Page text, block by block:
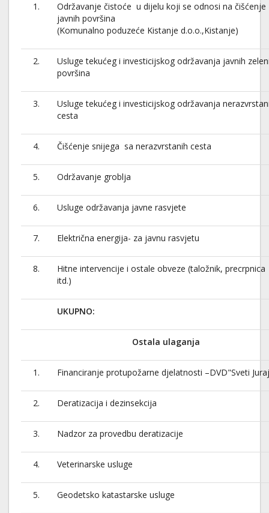
1.
Održavanje čistoće u dijelu koji se odnosi na čišćenje
javnih površina
(Komunalno poduzeće Kistanje d.o.o.,Kistanje)
2.
Usluge tekućeg i investicijskog održavanja javnih
površina
3.
Usluge tekućeg i investicijskog održavanja
cesta
4. Čišćenje snijega sa nerazvrstanih cesta
5. Održavanje groblja
6. Usluge održavanja javne rasvjete
7. Električna energija- za javnu rasvjetu
8.
Hitne intervencije i ostale obveze (taložnik, precrpnica
itd.)
Ostala ulaganja
1. Financiranje protupožarne djelatnosti –DVD"Sveti
2. Deratizacija i dezinsekcija
3. Nadzor za provedbu deratizacije
4. Veterinarske usluge
5. Geodetsko katastarske usluge